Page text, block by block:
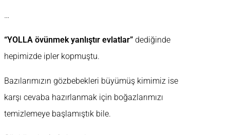
…
“YOLLA övünmek yanlıştır evlatlar” dediğinde
hepimizde ipler kopmuştu.
Bazılarımızın gözbebekleri büyümüş kimimiz ise
karşı cevaba hazırlanmak için boğazlarımızı
temizlemeye başlamıştık bile.